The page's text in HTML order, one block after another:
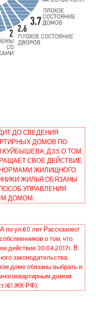
ДО СВЕДЕНИЯ
ДОМОВ ПО
Д.55 О ТОМ,
СВОЕ ДЕЙСТВИЕ
НОРМАМИ ЖИЛИЩНОГО
ЖИЛЬЯ ОБЯЗАНЫ
УПРАВЛЕНИЯ
ДОМОМ.
ул.60 лет Рассказово!
о том, что
действие 30.04.2017г. В
законодательства,
доме обязаны выбрать и
домом
ЖК РФ).